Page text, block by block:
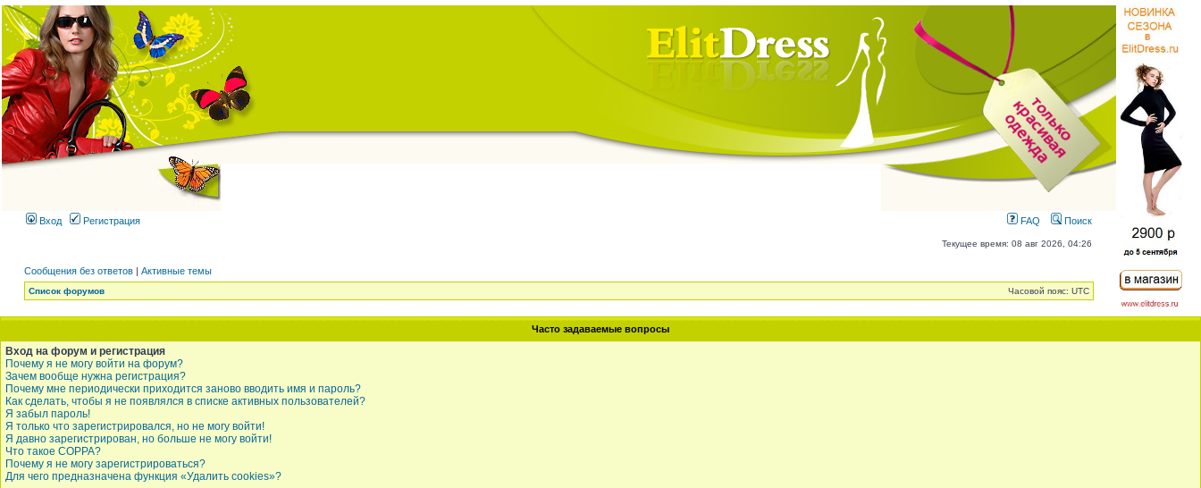
Вход Регистрация FAQ Поиск
Текущее время: 08 авг 2026, 04:26
Сообщения без ответов | Активные темы
Список форумов Часовой пояс: UTC
Часто задаваемые вопросы
Вход на форум и регистрация
Почему я не могу войти на форум?
Зачем вообще нужна регистрация?
Почему мне периодически приходится заново вводить имя и пароль?
Как сделать, чтобы я не появлялся в списке активных пользователей?
Я забыл пароль!
Я только что зарегистрировался, но не могу войти!
Я давно зарегистрирован, но больше не могу войти!
Что такое COPPA?
Почему я не могу зарегистрироваться?
Для чего предназначена функция «Удалить cookies»?